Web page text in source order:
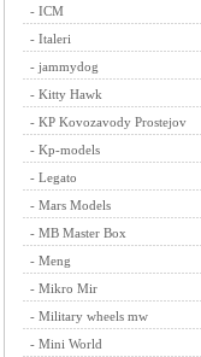
- ICM
- Italeri
- jammydog
- Kitty Hawk
- KP Kovozavody Prostejov
- Kp-models
- Legato
- Mars Models
- MB Master Box
- Meng
- Mikro Mir
- Military wheels mw
- Mini World